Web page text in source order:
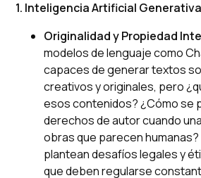
1. Inteligencia Artificial Generativa
Originalidad y Propiedad
modelos de lenguaje como
capaces de generar textos
creativos y originales, pero
esos contenidos? ¿Cómo se
derechos de autor cuando
obras que parecen
plantean desafíos legales y
que deben regularse